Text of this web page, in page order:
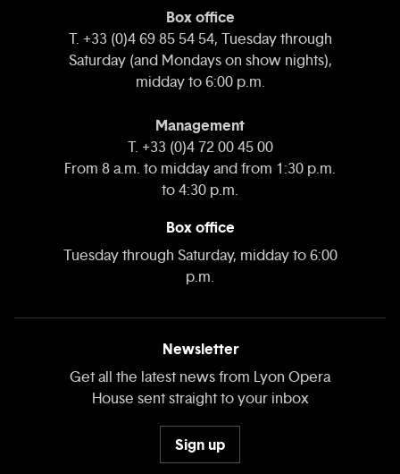
Box office
T. +33 (0)4 69 85 54 54, Tuesday through
Saturday (and Mondays on show nights),
midday to 6:00 p.m.
Management
T. +33 (0)4 72 00 45 00
From 8 a.m. to midday and from 1:30 p.m.
to 4:30 p.m.
Box office
Tuesday through Saturday, midday to 6:00
p.m.
Newsletter
Get all the latest news from Lyon Opera
House sent straight to your inbox
Sign up